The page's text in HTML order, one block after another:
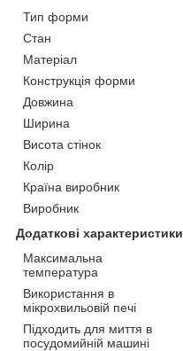
Тип форми
Стан
Матеріал
Конструкція форми
Довжина
Ширина
Висота стінок
Колір
Країна виробник
Виробник
Додаткові характеристики
Максимальна
температура
Використання в
мікрохвильовій печі
Підходить для миття в
посудомийній машині